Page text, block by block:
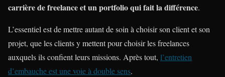
carrière de freelance et un portfolio qui fait la différence.
L’essentiel est de mettre autant de soin à choisir son client et son
projet, que les clients y mettent pour choisir les freelances
auxquels ils confient leurs missions. Après tout, l’entretien
d’embauche est une voie à double sens.